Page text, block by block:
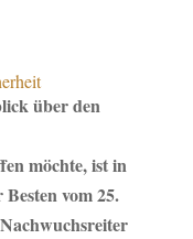
über den
möchte, ist in
vom 25.